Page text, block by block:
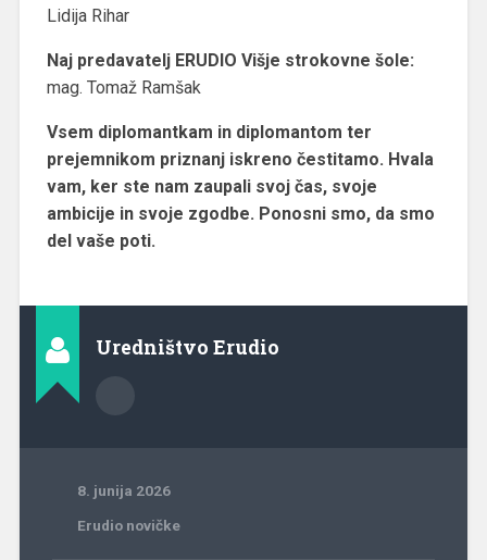
Lidija Rihar
Naj predavatelj ERUDIO Višje strokovne šole:
mag. Tomaž Ramšak
Vsem diplomantkam in diplomantom ter
prejemnikom priznanj iskreno čestitamo. Hvala
vam, ker ste nam zaupali svoj čas, svoje
ambicije in svoje zgodbe. Ponosni smo, da smo
del vaše poti.
Uredništvo Erudio
8. junija 2026
Erudio novičke